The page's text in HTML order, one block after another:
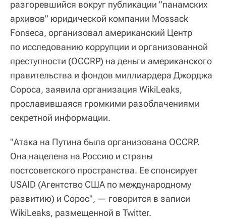
разгоревшийся вокруг публикации "панамских
архивов" юридической компании Mossack
Fonseca, организовал американский Центр
по исследованию коррупции и организованной
преступности (OCCRP) на деньги американского
правительства и фондов миллиардера Джорджа
Сороса, заявила организация WikiLeaks,
прославившаяся громкими разоблачениями
секретной информации.
"Атака на Путина была организована OCCRP.
Она нацелена на Россию и страны
постсоветского пространства. Ее спонсирует
USAID (Агентство США по международному
развитию) и Сорос", — говорится в записи
WikiLeaks, размещенной в Twitter.